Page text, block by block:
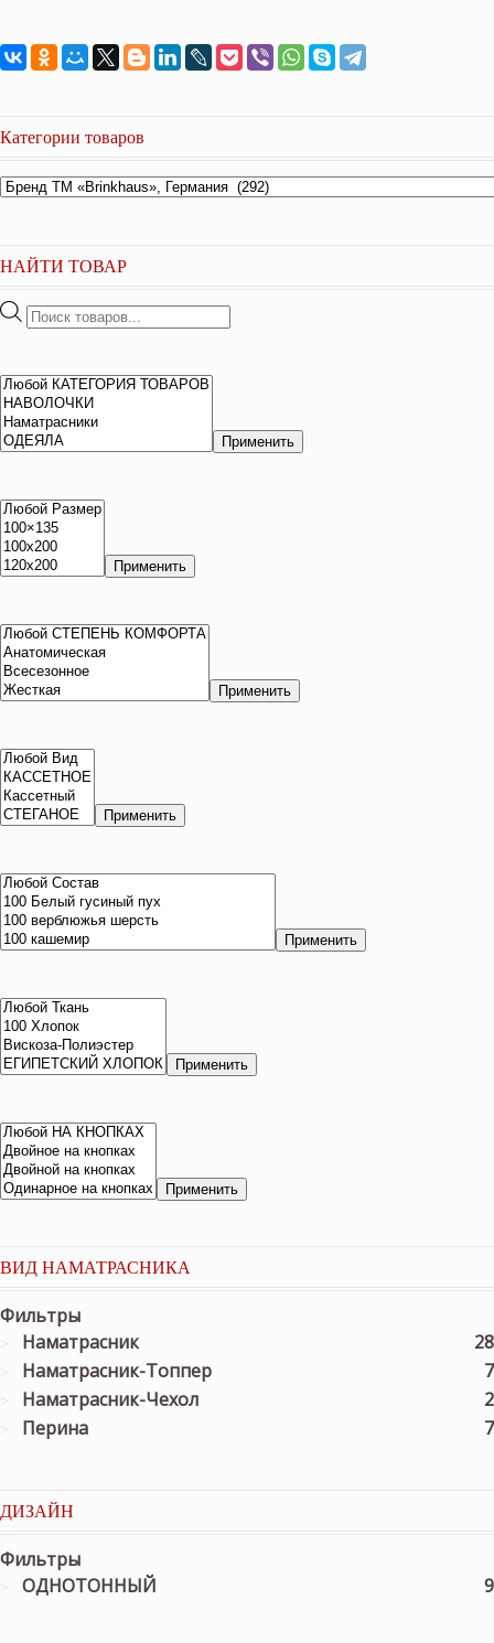
Категории товаров
НАЙТИ ТОВАР
Поиск
Применить
Применить
Применить
Применить
Применить
Применить
Применить
ВИД НАМАТРАСНИКА
Фильтры
Наматрасник
28
Наматрасник-Топпер
7
Наматрасник-Чехол
2
Перина
7
ДИЗАЙН
Фильтры
ОДНОТОННЫЙ
9